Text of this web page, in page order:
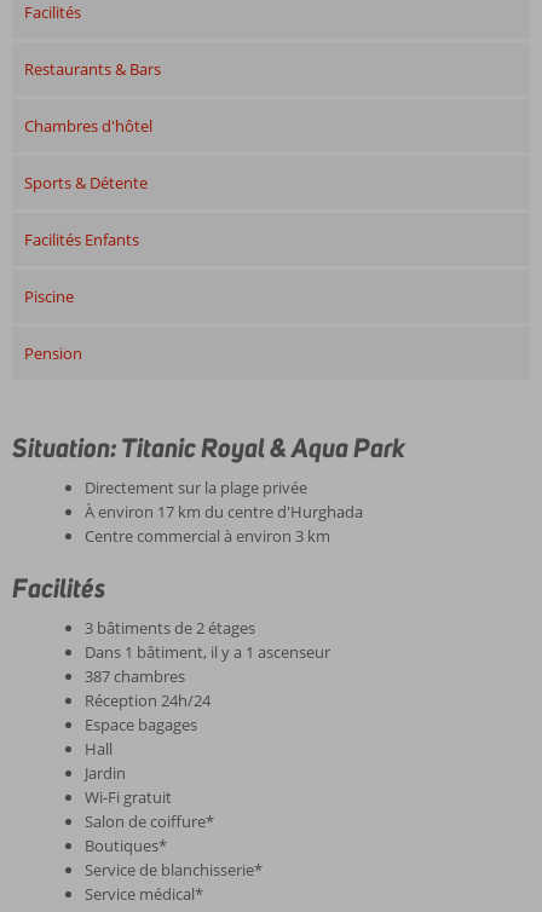
Facilités
Restaurants & Bars
Chambres d'hôtel
Sports & Détente
Facilités Enfants
Piscine
Pension
Situation: Titanic Royal & Aqua Park
Directement sur la plage privée
À environ 17 km du centre d'Hurghada
Centre commercial à environ 3 km
Facilités
3 bâtiments de 2 étages
Dans 1 bâtiment, il y a 1 ascenseur
387 chambres
Réception 24h/24
Espace bagages
Hall
Jardin
Wi-Fi gratuit
Salon de coiffure*
Boutiques*
Service de blanchisserie*
Service médical*